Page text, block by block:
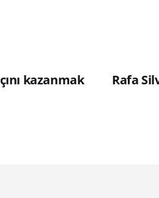
kazanmak
Rafa